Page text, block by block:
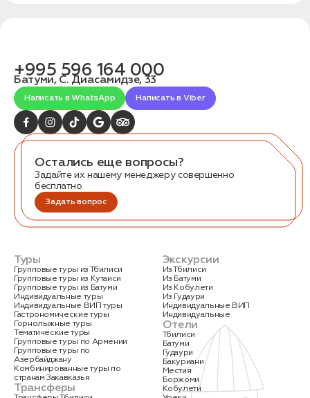
+995 596 164 000
Батуми, С. Диасамидзе, 33
Написать в WhatsApp Написать в Viber
Остались еще вопросы?
Задайте их нашему менеджеру совершенно
бесплатно
Задать вопрос
Туры
Групповые туры из Тбилиси
Групповые туры из Кутаиси
Групповые туры из Батуми
Индивидуальные туры
Индивидуальные ВИП туры
Гастрономические туры
Горнолыжные туры
Тематические туры
Групповые туры по Армении
Групповые туры по
Азербайджану
Комбинированные туры по
странам Закавказья
Трансферы
Экскурсии
Из Тбилиси
Из Батуми
Из Кобулети
Из Гудаури
Индивидуальные ВИП
Индивидуальные
Отели
Тбилиси
Батуми
Гудаури
Бакуриани
Местия
Боржоми
Кобулети
2. Заполните форму
Заказать трансфер
Заявка успешно
отправлена!